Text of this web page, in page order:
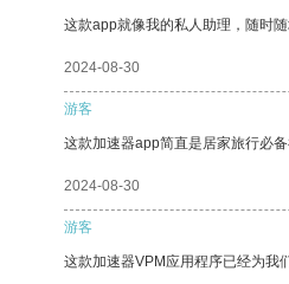
这款app就像我的私人助理，随时随
2024-08-30
游客
这款加速器app简直是居家旅行必
2024-08-30
游客
这款加速器VPM应用程序已经为我